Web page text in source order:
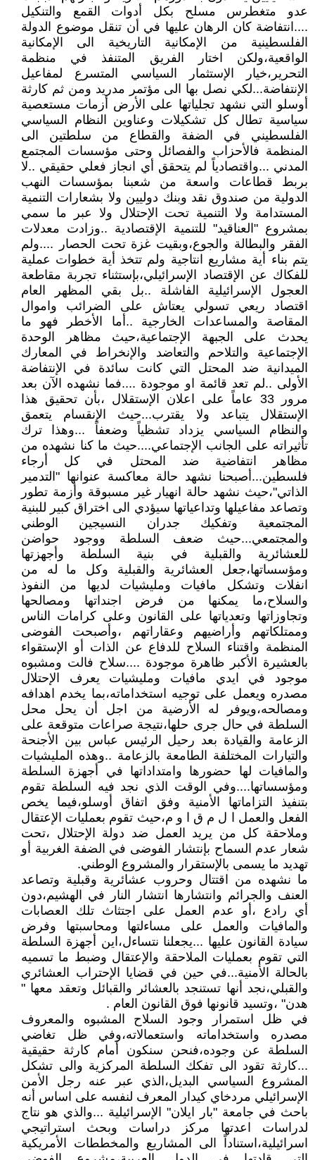
عدو متغطرس مسلح بكل أدوات القمع والتنكيل
....انتفاضة كان الرهان عليها في أن تنقل موضوع الدولة
الفلسطينية من الإمكانية التاريخية الى الإمكانية
الواقعية،ولكن اختار الفريق المتنفذ في منظمة
التحرير،خيار الإستثمار السياسي المتسرع لمفاعيل
الإنتفاضة...لكي نصل بها الى مؤتمر مدريد ومن ثم كارثة
أوسلو التي نشهد تجلياتها على الأرض أزمات مستعصية
سياسية تطال كل تشكيلات وعناوين النظام السياسي
الفلسطيني في الضفة والقطاع من سلطتين الى
المنظمة فالأحزاب والفصائل وحتى مؤسسات المجتمع
المدني ...واقتصادياً لم يتحقق أي انجاز فعلي حقيقي ..لا
بربط قطاعات واسعة من شعبنا بمؤسسات النهب
الدولية من صندوق نقد وبنك دوليين ولا بشعارات التنمية
المستدامة ولا التنمية تحت الإحتلال ولا عبر ما سمي
بمشروع "العناقيد" للتنمية الإقتصادية ..وزادت معدلات
الفقر والبطالة والجوع،وبقيت غزة تحت الحصار ....ولم
يتم بناء أية مشاريع انتاجية ولم تتخذ أية خطوات عملية
للفكاك عن الإقتصاد الإسرائيلي،بإستثناء تجربة مقاطعة
العجول الإسرائيلية الفاشلة ..بل بقي المظهر العام
اقتصاد ريعي تسولي يعتاش على الضرائب واموال
المقاصة والمساعدات الخارجية ..أما الأخطر فهو ما
يحدث على الجبهة الإجتماعية،حيث مظاهر الوحدة
الإجتماعية والتلاحم والتعاضد والإنخراط في المعارك
الميدانية ضد المحتل التي كانت سائدة في الإنتفاضة
الأولى ..لم تعد قائمة او موجودة ....فما نشهده الآن بعد
مرور 33 عاماً على اعلان الإستقلال ،بأن تحقيق هذا
الإستقلال يتباعد ولا يقترب...حيث الإنقسام يتعمق
والنظام السياسي يزداد تشظياً وضعفاً ...وهذا ترك
تأثيراته على الجانب الإجتماعي....حيث ما كنا نشهده من
مظاهر انتفاضية ضد المحتل في كل أرجاء
فلسطين...أصبحنا نشهد حالة معاكسة عنوانها "التدمير
الذاتي"،حيث نشهد حالة انهيار غير مسبوقة وأزمة تطور
وتصاعد مفاعيلها وتداعياتها سيؤدي الى اختراق كبير للبنية
المجتمعية وتفكيك جدران النسيجين الوطني
والمجتمعي...حيث ضعف السلطة ووجود حواضن
للعشائرية والقبلية في بنية السلطة وأجهزتها
ومؤسساتها،جعل العشائرية والقبلية وكل ما له من
انفلات وتشكل مافيات ومليشيات لديها من النفوذ
والسلاح،ما يمكنها من فرض اجنداتها ومصالحها
وتجاوزاتها وتعدياتها على القانون وعلى كرامات الناس
وممتلكاتهم وأراضيهم وعقاراتهم ،وأصبحت الفوضى
المنظمة واقتناء السلاح للدفاع عن الذات أو الإستقواء
بالعشيرة الأكبر ظاهرة موجودة ....سلاح فالت ومشبوه
موجود في ايدي مافيات ومليشيات يعرف الإحتلال
مصدره ويعمل على توجيه استخداماته،بما يخدم اهدافه
ومصالحه،ويوفر له الأرضية من اجل أن يحل محل
السلطة في حال جرى حلها،نتيجة صراعات متوقعة على
الزعامة والقيادة بعد رحيل الرئيس عباس بين الأجنحة
والتيارات المختلفة الطامعة بالزعامة ..وهذه المليشيات
والمافيات لها حضورها وامتداداتها في أجهزة السلطة
ومؤسساتها....وفي الوقت الذي نجد فيه السلطة تقوم
بتنفيذ التزاماتها الأمنية وفق اتفاق أوسلو،فيما يخص
الفعل والعمل ا ل م ق ا و م،حيث تقوم بعمليات الإعتقال
وملاحقة كل من يريد العمل ضد دولة الإحتلال ،تحت
شعار عدم السماح بإنتشار الفوضى في الضفة الغربية أو
تهديد ما يسمى بالإستقرار والمشروع الوطني.
ما نشهده من اقتتال وحروب عشائرية وقبلية وتصاعد
العنف والجرائم وانتشارها انتشار النار في الهشيم،دون
أي رادع ،أو عدم العمل على اجتثاث تلك العصابات
والمافيات والعمل على مساءلتها ومحاسبتها وفرض
سيادة القانون عليها ...يجعلنا نتساءل،اين أجهزة السلطة
التي تقوم بعمليات الملاحقة والإعتقال وضبط ما تسميه
بالحالة الأمنية...في حين في قضايا الإحتراب العشائري
والقبلي،نجد أنها تستنجد بالعشائر والقبائل وتعقد معها "
هدن" ،وتسيد قانونها فوق القانون العام .
في ظل استمرار وجود السلاح المشبوه والمعروف
مصدره واستخداماته واستعمالاته،وفي ظل تغاضي
السلطة عن وجوده،فنحن سنكون أمام كارثة حقيقية
...كارثة تقود الى تفكك السلطة المركزية والى تشكل
المشروع السياسي البديل،الذي عبر عنه رجل الأمن
الإسرائيلي مردخاي كيدار المعرف لنفسه على اساس أنه
باحث في جامعة "بار ايلان" الإسرائيلية ...والذي هو نتاج
لدراسات اعدتها مركز دراسات وبحث استراتيجي
اسرائيلية،استناداً الى المشاريع والمخططات الأمريكية